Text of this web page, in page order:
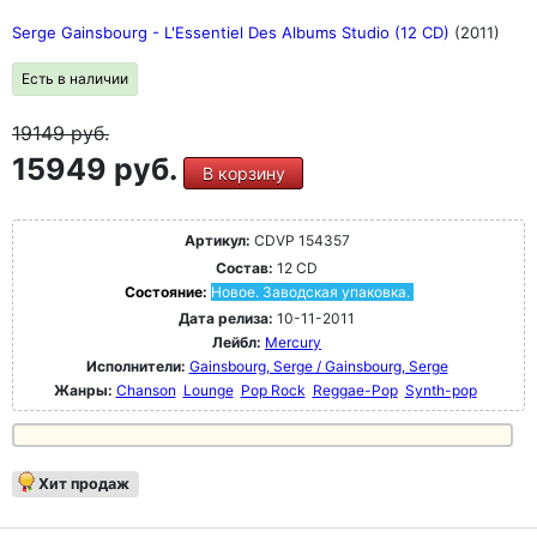
Serge Gainsbourg - L'Essentiel Des Albums Studio (12 CD) (2011)
Есть в наличии
19149руб.
15949 руб. В корзину
Артикул: CDVP 154357
Состав: 12 CD
Состояние: Новое. Заводская упаковка.
Дата релиза: 10-11-2011
Лейбл: Mercury
Исполнители: Gainsbourg, Serge / Gainsbourg, Serge
Жанры: Chanson Lounge Pop Rock Reggae-Pop Synth-pop
Хит продаж